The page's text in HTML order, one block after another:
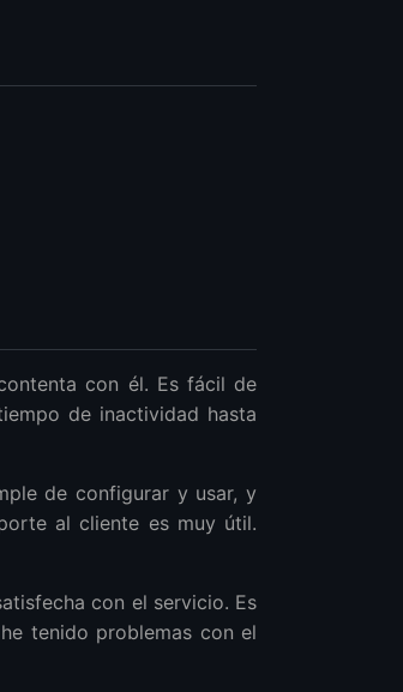
con él. Es fácil de
de inactividad hasta
de configurar y usar, y
al cliente es muy útil.
con el servicio. Es
tenido problemas con el